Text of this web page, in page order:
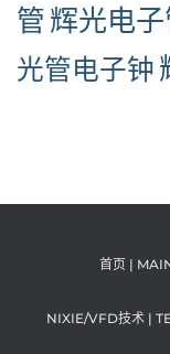
管辉光电
光管电子钟
首页 |
NIXIE/VFD技术 |